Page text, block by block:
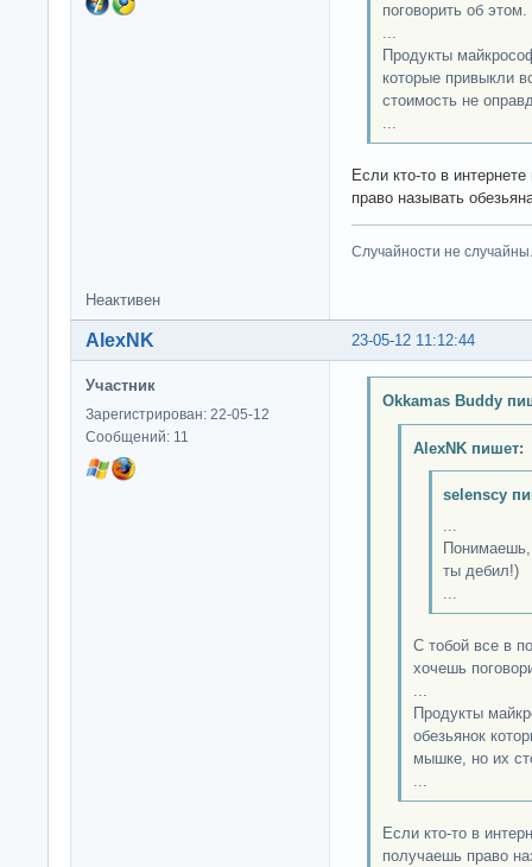
поговорить об этом.
...
Продукты
которые привыкли
стоимость не
...
Если кто-то в
право называть
Случайности не случайны.
Неактивен
23-05-12 11:12:44
AlexNK
Участник
Зарегистрирован: 22-05-12
Сообщений: 11
Okkamas Buddy
AlexNK пишет:
selenscy
...
Понимаешь,
ты дебил!)
...
С тобой все в
хочешь
Продукты
обезьянок
мышке, но их
Если кто-то в
получаешь право